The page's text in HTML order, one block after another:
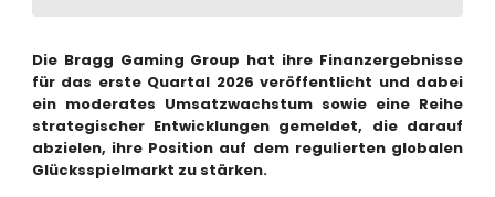
Die Bragg Gaming Group hat ihre Finanzergebnisse
für das erste Quartal 2026 veröffentlicht und dabei
ein moderates Umsatzwachstum sowie eine Reihe
strategischer Entwicklungen gemeldet, die darauf
abzielen, ihre Position auf dem regulierten globalen
Glücksspielmarkt zu stärken.